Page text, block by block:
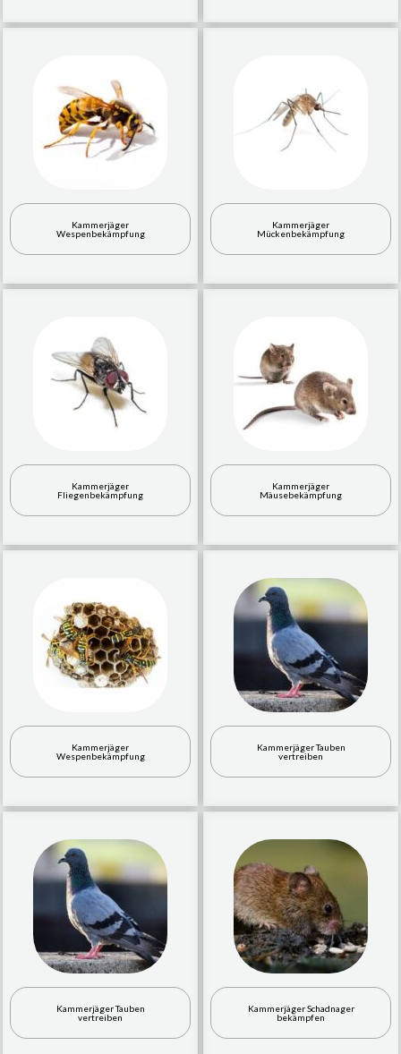
Kammerjäger
Wespenbekämpfung
Kammerjäger
Mückenbekämpfung
Kammerjäger
Fliegenbekämpfung
Kammerjäger
Mäusebekämpfung
Kammerjäger
Wespenbekämpfung
Kammerjäger Tauben
vertreiben
Kammerjäger Tauben
vertreiben
Kammerjäger Schadnager
bekämpfen